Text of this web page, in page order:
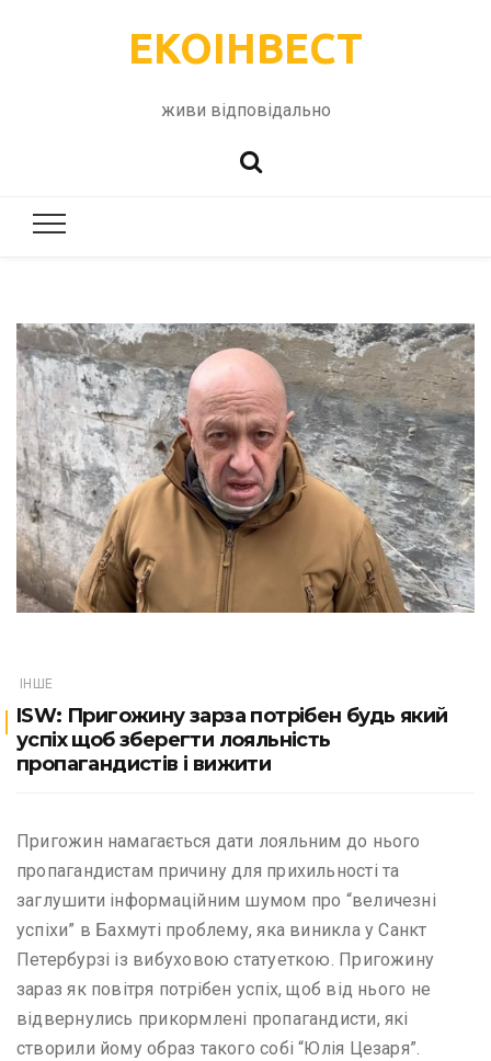
ЕКОІНВЕСТ
живи відповідально
ІНШЕ
ISW: Пригожину зарза потрібен будь який
успіх щоб зберегти лояльність
пропагандистів і вижити
Пригожин намагається дати лояльним до нього
пропагандистам причину для прихильності та
заглушити інформаційним шумом про “величезні
успіхи” в Бахмуті проблему, яка виникла у Санкт
Петербурзі із вибуховою статуеткою. Пригожину
зараз як повітря потрібен успіх, щоб від нього не
відвернулись прикормлені пропагандисти, які
створили йому образ такого собі “Юлія Цезаря”.